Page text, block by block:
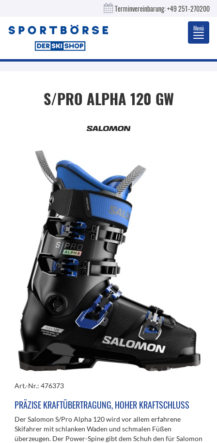
Terminvereinbarung:+49 251-270200
Menü
S/PRO ALPHA 120 GW
Art.-Nr.: 476373
PRÄZISE KRAFTÜBERTRAGUNG, HOHER KRAFTSCHLUSS
Der Salomon S/Pro Alpha 120 wird vor allem erfahrene
Skifahrer mit schlanken Waden und schmalen Füßen
überzeugen. Der Power-Spine gibt dem Schuh den für Salomon